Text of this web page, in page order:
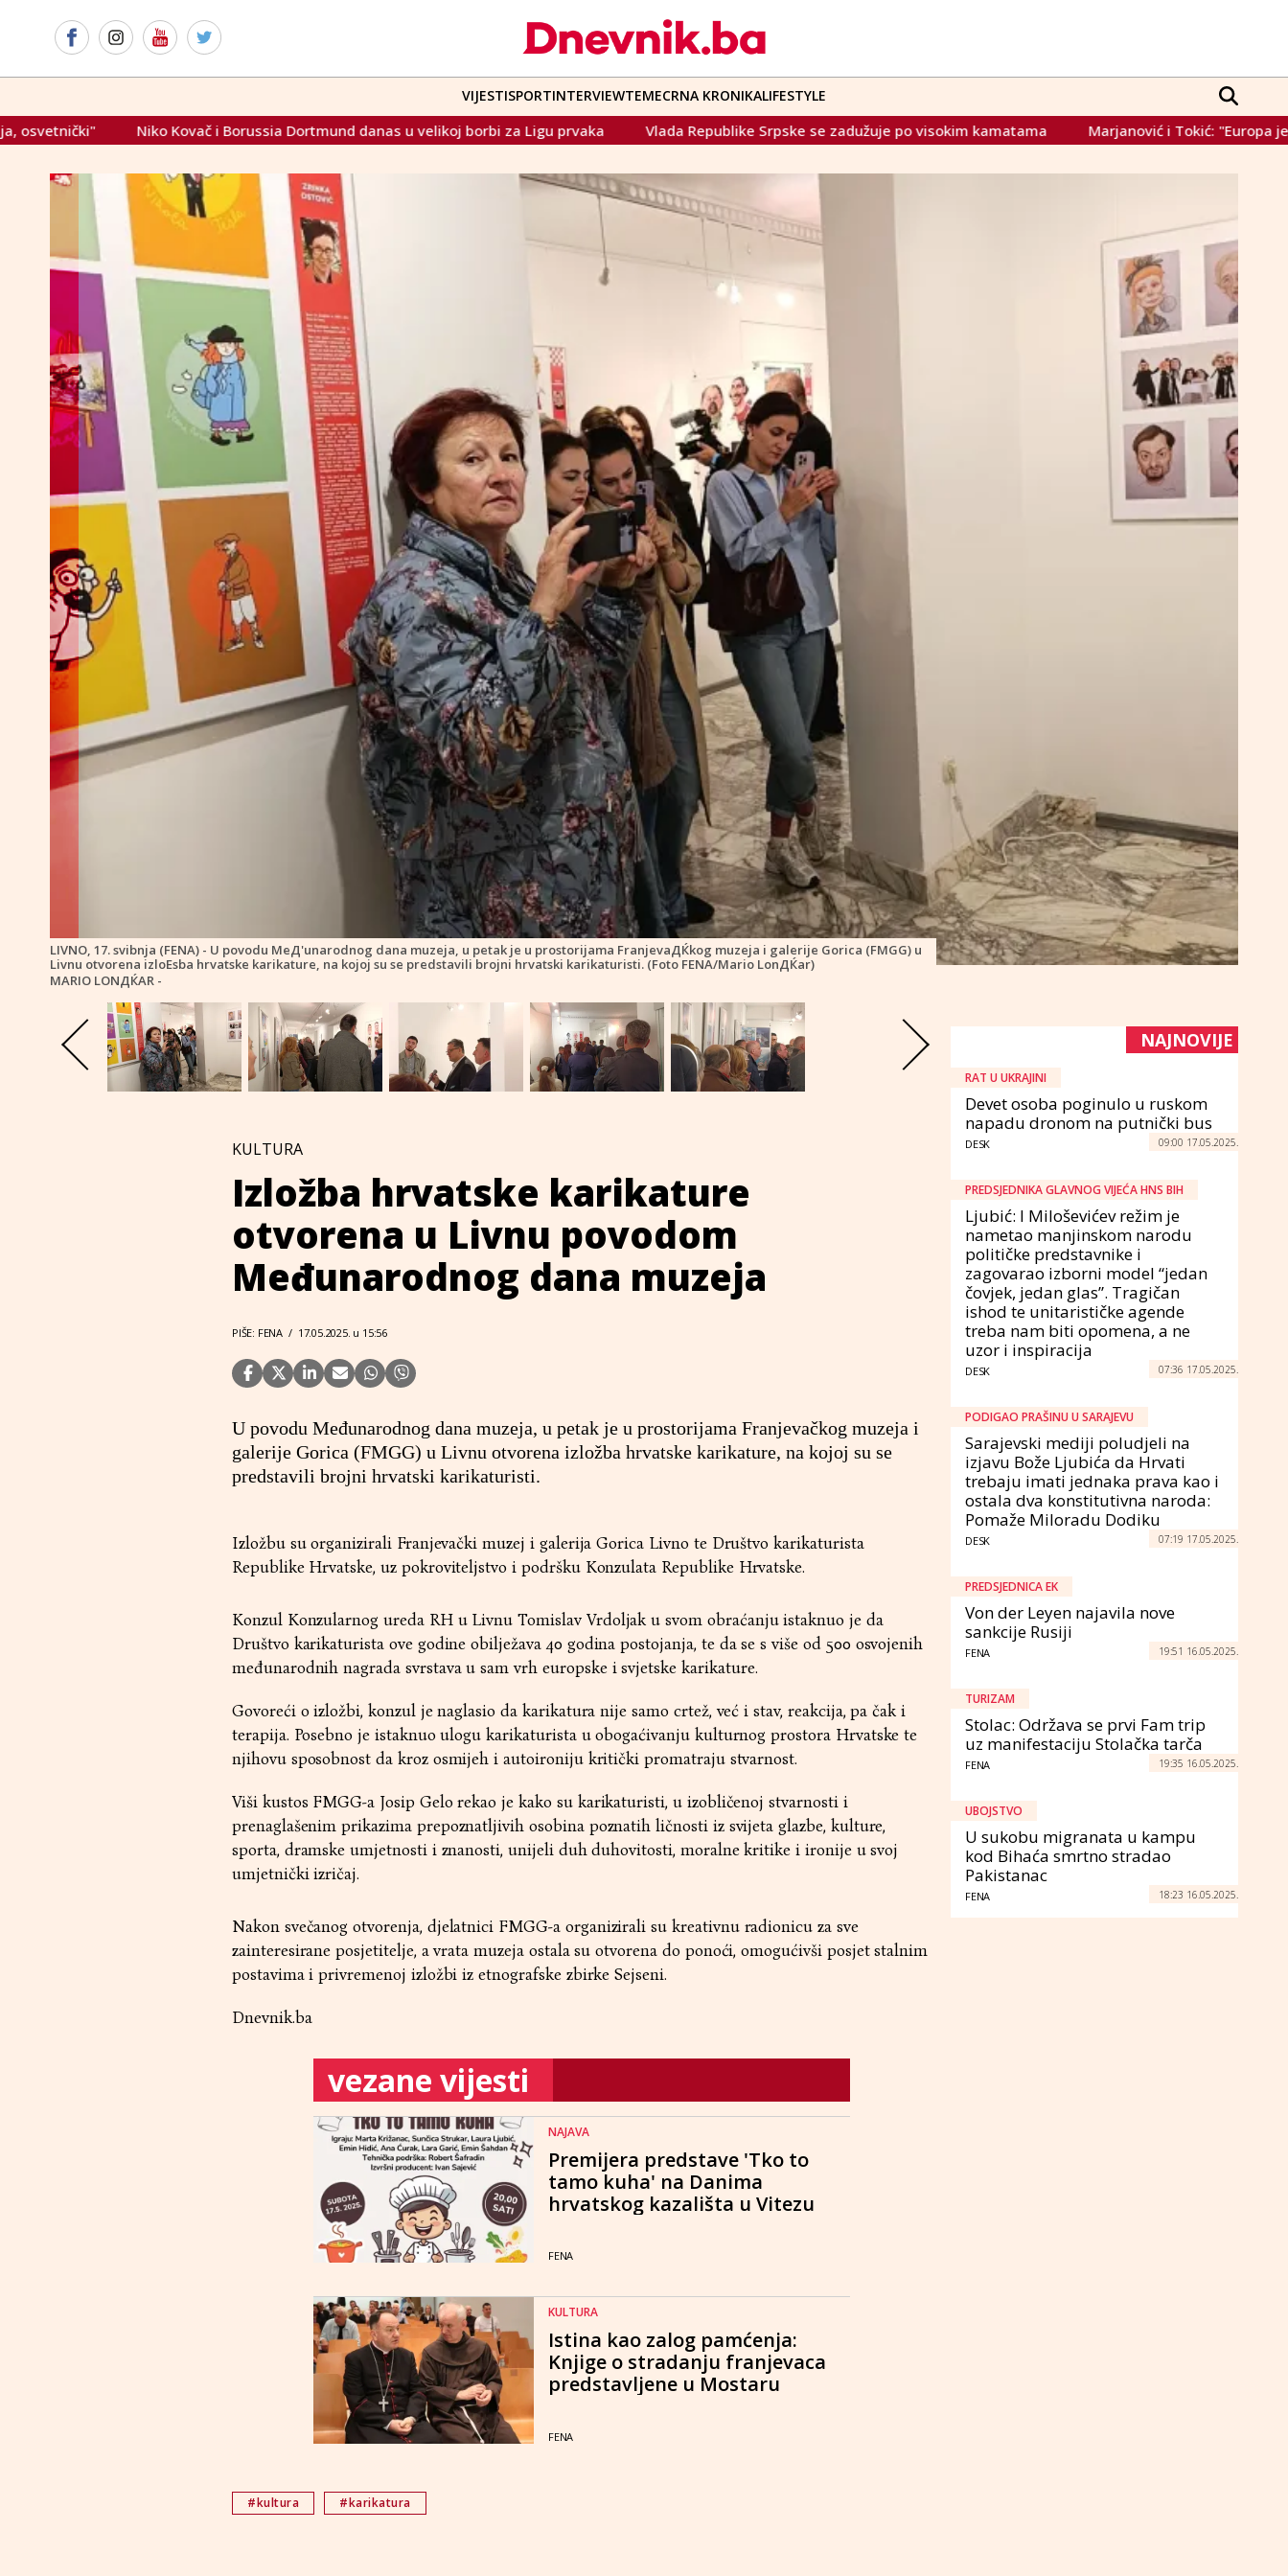
VIJESTISPORTINTERVIEWTEMECRNA KRONIKALIFESTYLE
i Borussia Dortmund danas u velikoj borbi za Ligu prvaka Vlada Republike Srpske se zadužuje po visokim kamatama Marjanović i Tokić: "Europa je najbolja brana ratu u
LIVNO, 17. svibnja (FENA) - U povodu MeД'unarodnog dana muzeja, u petak je u prostorijama FranjevaДЌkog muzeja i galerije Gorica (FMGG) u
Livnu otvorena izloЕѕba hrvatske karikature, na kojoj su se predstavili brojni hrvatski karikaturisti. (Foto FENA/Mario LonДЌar)
MARIO LONДЌAR -
KULTURA
Izložba hrvatske karikature
otvorena u Livnu povodom
Međunarodnog dana muzeja
PIŠE: FENA / 17.05.2025. u 15:56
U povodu Međunarodnog dana muzeja, u petak je u prostorijama Franjevačkog muzeja i
galerije Gorica (FMGG) u Livnu otvorena izložba hrvatske karikature, na kojoj su se
predstavili brojni hrvatski karikaturisti.
Izložbu su organizirali Franjevački muzej i galerija Gorica Livno te Društvo karikaturista
Republike Hrvatske, uz pokroviteljstvo i podršku Konzulata Republike Hrvatske.
Konzul Konzularnog ureda RH u Livnu Tomislav Vrdoljak u svom obraćanju istaknuo je da
Društvo karikaturista ove godine obilježava 40 godina postojanja, te da se s više od 500 osvojenih
međunarodnih nagrada svrstava u sam vrh europske i svjetske karikature.
Govoreći o izložbi, konzul je naglasio da karikatura nije samo crtež, već i stav, reakcija, pa čak i
terapija. Posebno je istaknuo ulogu karikaturista u obogaćivanju kulturnog prostora Hrvatske te
njihovu sposobnost da kroz osmijeh i autoironiju kritički promatraju stvarnost.
Viši kustos FMGG-a Josip Gelo rekao je kako su karikaturisti, u izobličenoj stvarnosti i
prenaglašenim prikazima prepoznatljivih osobina poznatih ličnosti iz svijeta glazbe, kulture,
sporta, dramske umjetnosti i znanosti, unijeli duh duhovitosti, moralne kritike i ironije u svoj
umjetnički izričaj.
Nakon svečanog otvorenja, djelatnici FMGG-a organizirali su kreativnu radionicu za sve
zainteresirane posjetitelje, a vrata muzeja ostala su otvorena do ponoći, omogućivši posjet stalnim
postavima i privremenoj izložbi iz etnografske zbirke Sejseni.
Dnevnik.ba
vezane vijesti
NAJAVA
Premijera predstave 'Tko to
tamo kuha' na Danima
hrvatskog kazališta u Vitezu
FENA
KULTURA
Istina kao zalog pamćenja:
Knjige o stradanju franjevaca
predstavljene u Mostaru
FENA
#kultura #karikatura
NAJNOVIJE
RAT U UKRAJINI
Devet osoba poginulo u ruskom
napadu dronom na putnički bus
DESK 09:00 17.05.2025.
PREDSJEDNIKA GLAVNOG VIJEĆA HNS BIH
Ljubić: I Miloševićev režim je
nametao manjinskom narodu
političke predstavnike i
zagovarao izborni model “jedan
čovjek, jedan glas”. Tragičan
ishod te unitarističke agende
treba nam biti opomena, a ne
uzor i inspiracija
DESK 07:36 17.05.2025.
PODIGAO PRAŠINU U SARAJEVU
Sarajevski mediji poludjeli na
izjavu Bože Ljubića da Hrvati
trebaju imati jednaka prava kao i
ostala dva konstitutivna naroda:
Pomaže Miloradu Dodiku
DESK 07:19 17.05.2025.
PREDSJEDNICA EK
Von der Leyen najavila nove
sankcije Rusiji
FENA 19:51 16.05.2025.
TURIZAM
Stolac: Održava se prvi Fam trip
uz manifestaciju Stolačka tarča
FENA 19:35 16.05.2025.
UBOJSTVO
U sukobu migranata u kampu
kod Bihaća smrtno stradao
Pakistanac
FENA 18:23 16.05.2025.